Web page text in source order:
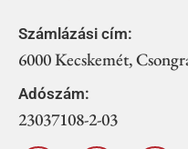
Számlázási cím:
6000 Kecskemét,
Adószám:
23037108-2-03